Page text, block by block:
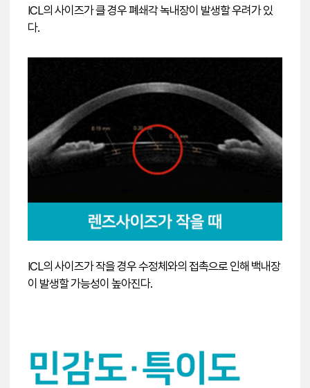
ICL의 사이즈가 클 경우 폐쇄각 녹내장이 발생할 우려가 있
다.
ICL의 사이즈가 작을 경우 수정체와의 접촉으로 인해 백내장
이 발생할 가능성이 높아진다.